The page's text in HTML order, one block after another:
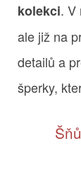
kolekci. V
ale již na
detailů a
šperky,